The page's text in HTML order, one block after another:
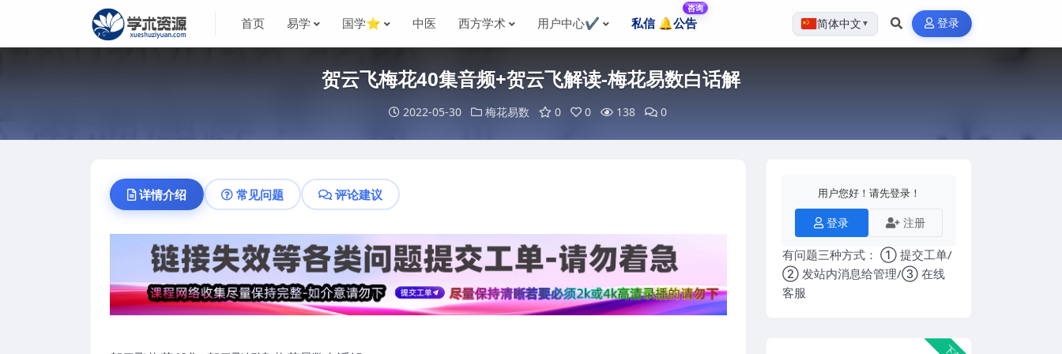
首页 易学 国学⭐ 中医 西方学术 用户中心✔️ 私信 🔔公告
咨询
简体中文 ▼ 登录
贺云飞梅花40集音频+贺云飞解读-梅花易数白话解
2022-05-30 梅花易数 0 0 138 0
详情介绍 常见问题 评论建议 用户您好！请先登录！
登录 注册
有问题三种方式： ① 提交工单/
② 发站内消息给管理/③ 在线
客服